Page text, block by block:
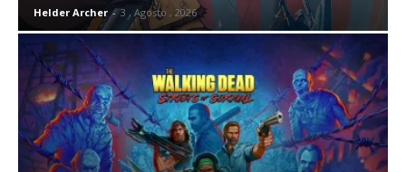
Helder Archer - 3 , Agosto , 2026